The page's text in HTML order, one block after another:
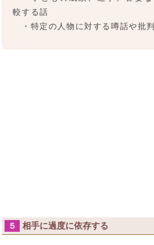
較する話
・特定の人物に対する噂話や批判
５ 相手に過度に依存する